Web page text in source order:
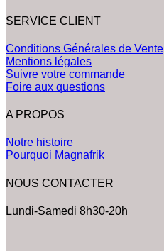
SERVICE CLIENT
Conditions Générales de Vente
Mentions légales
Suivre votre commande
Foire aux questions
A PROPOS
Notre histoire
Pourquoi Magnafrik
NOUS CONTACTER
Lundi-Samedi 8h30-20h